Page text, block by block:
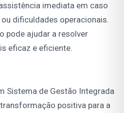
imediata em caso
dificuldades operacionais.
pode ajudar a resolver
eficaz e eficiente.
Sistema de Gestão Integrada
positiva para a